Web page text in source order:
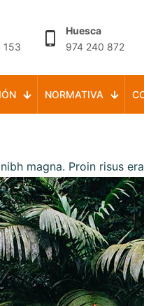
153
Huesca
974 240 872
NORMATIVA
magna. Proin risus